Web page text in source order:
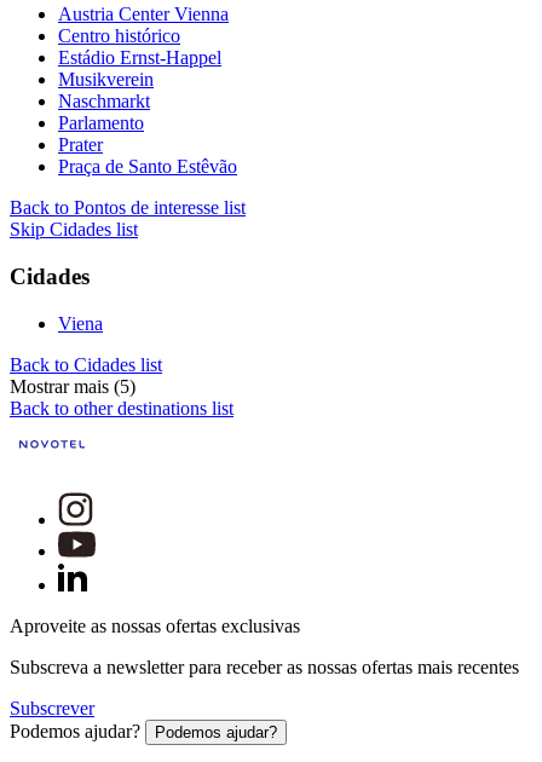
Austria Center Vienna
Centro histórico
Estádio Ernst-Happel
Musikverein
Naschmarkt
Parlamento
Prater
Praça de Santo Estêvão
Back to Pontos de interesse list
Skip Cidades list
Cidades
Viena
Back to Cidades list
Mostrar mais (5)
Back to other destinations list
Aproveite as nossas ofertas exclusivas
Subscreva a newsletter para receber as nossas ofertas mais recentes
Subscrever
Podemos ajudar?
Podemos ajudar?